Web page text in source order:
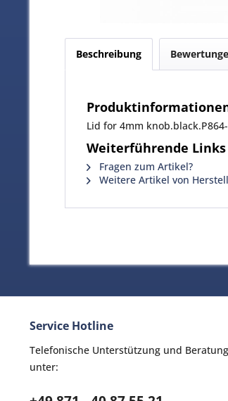
Beschreibung
Lid for 4mm
Weiterführende Links
Fragen zum Artikel?
Weitere Artikel von
Service Hotline
Telefonische Unterstützung und Beratung
unter: